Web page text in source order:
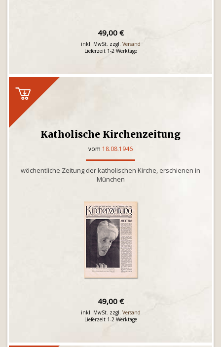
49,00 €
inkl. MwSt. zzgl. Versand
Lieferzeit 1-2 Werktage
Katholische Kirchenzeitung
vom 18.08.1946
wöchentliche Zeitung der katholischen Kirche, erschienen in
München
49,00 €
inkl. MwSt. zzgl. Versand
Lieferzeit 1-2 Werktage